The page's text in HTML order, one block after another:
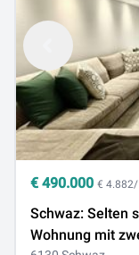
€ 490.000 € 4.882/
Schwaz: Selten
Wohnung mit